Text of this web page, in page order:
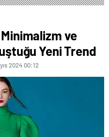
ve
Yeni Trend
2024 00:12